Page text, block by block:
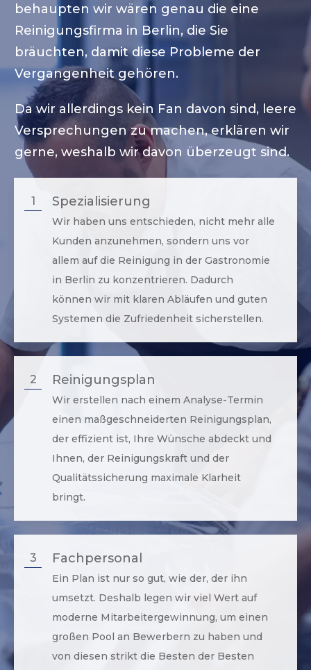
behaupten wir wären genau die eine
Reinigungsfirma in Berlin, die Sie
bräuchten, damit diese Probleme der
Vergangenheit gehören.
Da wir allerdings kein Fan davon sind, leere
Versprechungen zu machen, erklären wir
gerne, weshalb wir davon überzeugt sind.
1 Spezialisierung
Wir haben uns entschieden, nicht mehr alle
Kunden anzunehmen, sondern uns vor
allem auf die Reinigung in der Gastronomie
in Berlin zu konzentrieren. Dadurch
können wir mit klaren Abläufen und guten
Systemen die Zufriedenheit sicherstellen.
2 Reinigungsplan
Wir erstellen nach einem Analyse-Termin
einen maßgeschneiderten Reinigungsplan,
der effizient ist, Ihre Wünsche abdeckt und
Ihnen, der Reinigungskraft und der
Qualitätssicherung maximale Klarheit
bringt.
3 Fachpersonal
Ein Plan ist nur so gut, wie der, der ihn
umsetzt. Deshalb legen wir viel Wert auf
moderne Mitarbeitergewinnung, um einen
großen Pool an Bewerbern zu haben und
von diesen strikt die Besten der Besten